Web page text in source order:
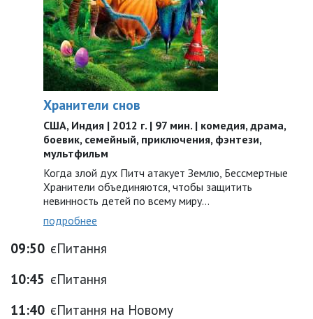
Хранители снов
США, Индия | 2012 г. | 97 мин. | комедия, драма,
боевик, семейный, приключения, фэнтези,
мультфильм
Когда злой дух Питч атакует Землю, Бессмертные
Хранители объединяются, чтобы защитить
невинность детей по всему миру…
подробнее
09:50 єПитання
10:45 єПитання
11:40 єПитання на Новому